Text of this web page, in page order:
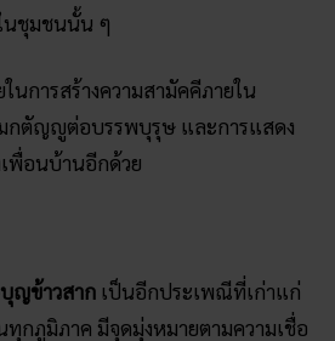
นชุมชนนั้น ๆ
นการสร้างความสามัคคีภายใน
กตัญญูต่อบรรพบุรุษ และการแสดง
พื่อนบ้านอีกด้วย
ญ​ข้าวสาก เป็นอีกประเพณีที่เก่าแก่
กภูมิภาค มีจุดมุ่งหมายตามความเชื่อ